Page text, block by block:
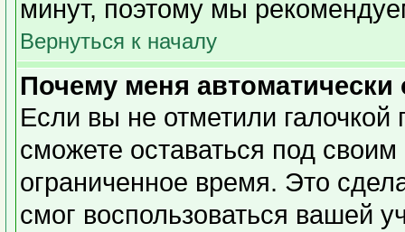
минут, поэтому мы
Вернуться к началу
Почему меня автоматически
Если вы не отметили галочкой
сможете оставаться под
ограниченное время. Это
смог воспользоваться вашей